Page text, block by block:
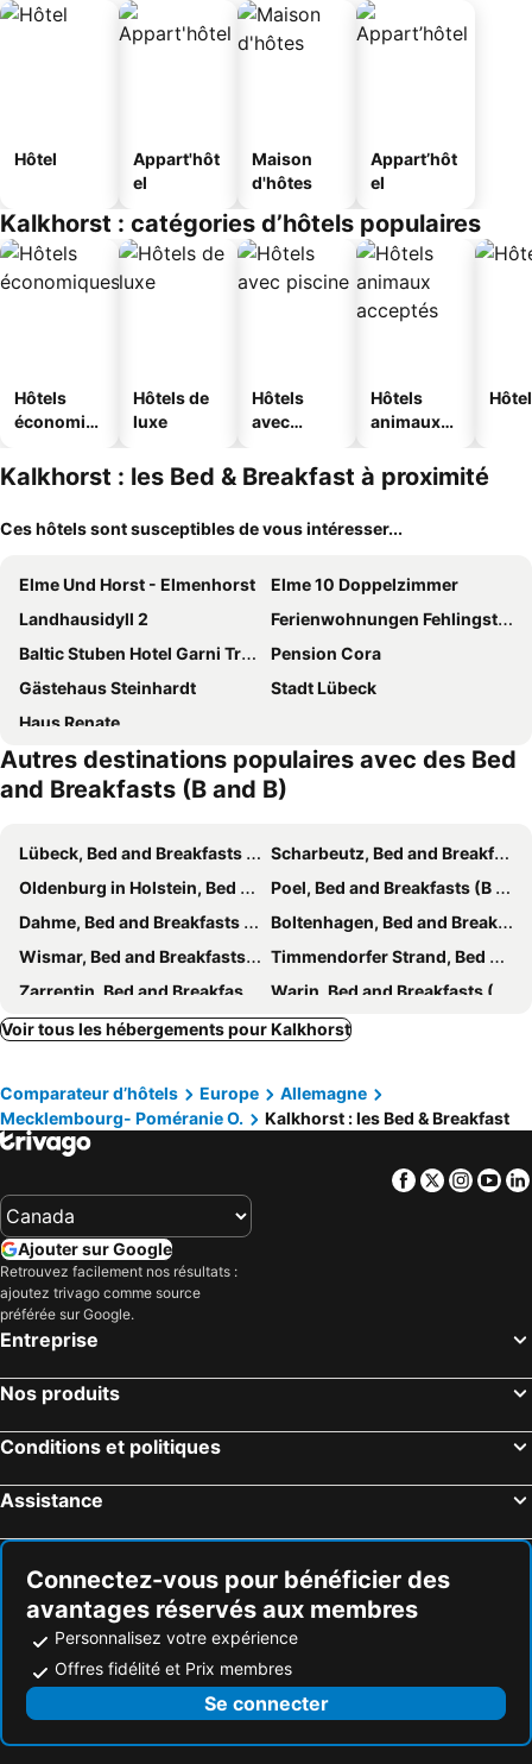
Hôtel
Appart'hôt
el
Maison
d'hôtes
Appart’hôt
el
Kalkhorst : catégories d’hôtels populaires
Hôtels
économiq
Hôtels de
luxe
Hôtels
avec
Hôtels
animaux
Kalkhorst : les Bed & Breakfast à proximité
Ces hôtels sont susceptibles de vous intéresser...
Elme Und Horst - Elmenhorst
Elme 10 Doppelzimmer
Landhausidyll 2
Ferienwohnungen Fehlingstr 28
Baltic Stuben Hotel Garni Travemünde
Pension Cora
Gästehaus Steinhardt
Stadt Lübeck
Haus Renate
Autres destinations populaires avec des Bed
and Breakfasts (B and B)
Lübeck, Bed and Breakfasts (B and B)
Scharbeutz, Bed and Breakfasts (B and B)
Oldenburg in Holstein, Bed and Breakfasts (B and B)
Poel, Bed and Breakfasts (B and B)
Dahme, Bed and Breakfasts (B and B)
Boltenhagen, Bed and Breakfasts (B and B)
Wismar, Bed and Breakfasts (B and B)
Timmendorfer Strand, Bed and Breakfasts (B and B)
Zarrentin, Bed and Breakfasts (B and B)
Warin, Bed and Breakfasts (B and B)
Rehna, Bed and Breakfasts (B and B)
Heiligenhafen, Bed and Breakfasts (B and B)
Fehmarnsund, Bed and Breakfasts (B and B)
Boiensdorf, Bed and Breakfasts (B and B)
Mölln, Bed and Breakfasts (B and B)
Hohwacht, Bed and Breakfasts (B and B)
Voir tous les hébergements pour Kalkhorst
Comparateur d’hôtels Europe
Allemagne
Mecklembourg- Poméranie O.
Kalkhorst : les Bed & Breakfast
Facebook
Twitter
Ajouter sur Google
Retrouvez facilement nos résultats :
ajoutez trivago comme source
préférée sur Google.
Entreprise
Nos produits
Conditions et politiques
Assistance
Connectez-vous pour bénéficier des
avantages réservés aux membres
Personnalisez votre expérience
Offres fidélité et Prix membres
Se connecter